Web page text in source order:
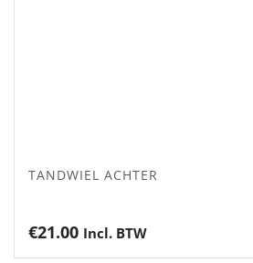
TANDWIEL ACHTER
€21.00 Incl. BTW